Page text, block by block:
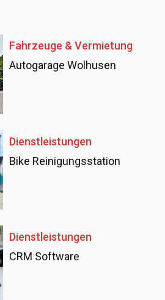
Fahrzeuge & Vermietung
Autogarage Wolhusen
Dienstleistungen
Bike Reinigungsstation
Dienstleistungen
CRM Software